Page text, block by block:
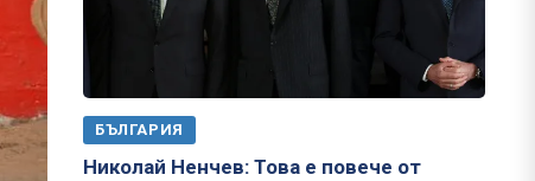
БЪЛГАРИЯ
Николай Ненчев: Това е повече от